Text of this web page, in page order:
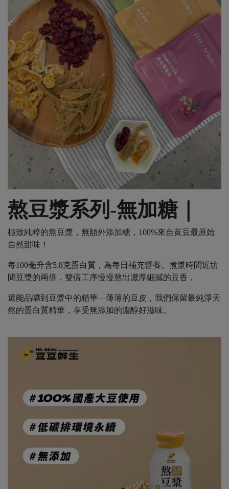
熬豆漿系列-無加糖｜
極致純粹的熬豆漿，無額外添加糖，100%來自黃豆最原始
自然甜味！
每100毫升含5.8克蛋白質，為每日補充營養。煮漿時間近坊
間豆漿的兩倍，雙倍工序慢慢熬出濃厚細膩的豆香，
還能品嚐到豆漿中的精華—薄薄的豆皮，我們保留最純淨天
然的蛋白質精華，享受無添加的濃醇好滋味。